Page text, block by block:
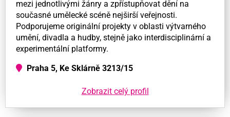
mezi jednotlivými žánry a zpřístupňovat dění na
současné umělecké scéně nejširší veřejnosti.
Podporujeme originální projekty v oblasti výtvarného
umění, divadla a hudby, stejně jako interdisciplinární a
experimentální platformy.
Praha 5, Ke Sklárně 3213/15
Zobrazit celý profil